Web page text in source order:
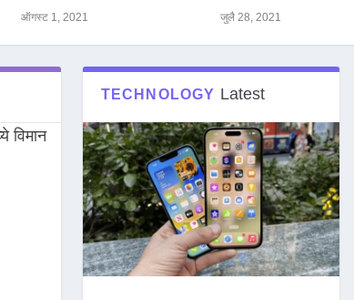
ऑगस्ट 1, 2021 जुलै 28, 2021
TECHNOLOGY Latest